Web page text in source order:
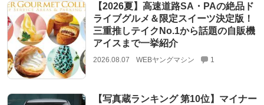
【2026夏】高速道路SA・PAの絶品ド
ライブグルメ＆限定スイーツ決定版！
三重推しテイクNo.1から話題の自販機
アイスまで一挙紹介
2026.08.07 WEBヤングマシン 1
【写真蔵ランキング 第10位】マイナー